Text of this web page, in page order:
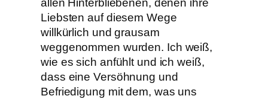
allen Hinterbliebenen, denen ihre
Liebsten auf diesem Wege
willkürlich und grausam
weggenommen wurden. Ich weiß,
wie es sich anfühlt und ich weiß,
dass eine Versöhnung und
Befriedigung mit dem, was uns